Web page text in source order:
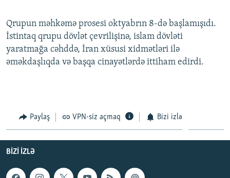
BIZIMLƏ ƏLAQƏ
XƏBƏR BÜLLETENLƏRIMIZ
Qrupun məhkəmə prosesi oktyabrın 8-də başlamışıdı.
İstintaq qrupu dövlət çevrilişinə, islam dövləti
yaratmağa cəhddə, İran xüsusi xidmətləri ilə
əməkdaşlıqda və başqa cinayətlərdə ittiham edirdi.
Paylaş VPN-siz açmaq Bizi izlə
BIZI IZLƏ